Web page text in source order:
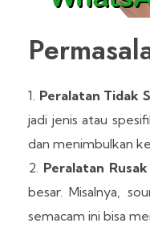
Peralatan Tidak
jadi jenis atau
dan menimbulkan
Peralatan
besar. Misalnya,
semacam ini bisa